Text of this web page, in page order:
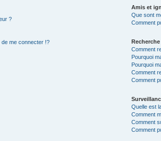
?
de me connecter !?
Amis et
Que sont
Comment
Comment
Pourquoi
Pourquoi
Comment
Comment
Quelle est
Comment
Comment
Comment